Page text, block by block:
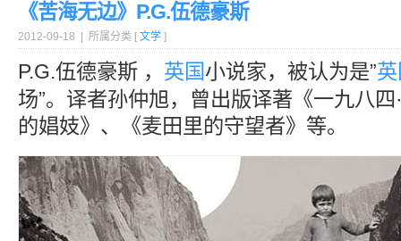
《苦海无边》P.G.伍德豪斯
2012-09-18 | 所属分类 [ 文学 ]
P.G.伍德豪斯 ， 英国小说家，被认为是”
场”。译者孙仲旭，曾出版译著《一九八
的娼妓》、《麦田里的守望者》等。